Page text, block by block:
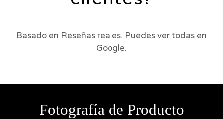
Basado en Reseñas reales. Puedes ver todas en
Google.
Fotografía de Producto